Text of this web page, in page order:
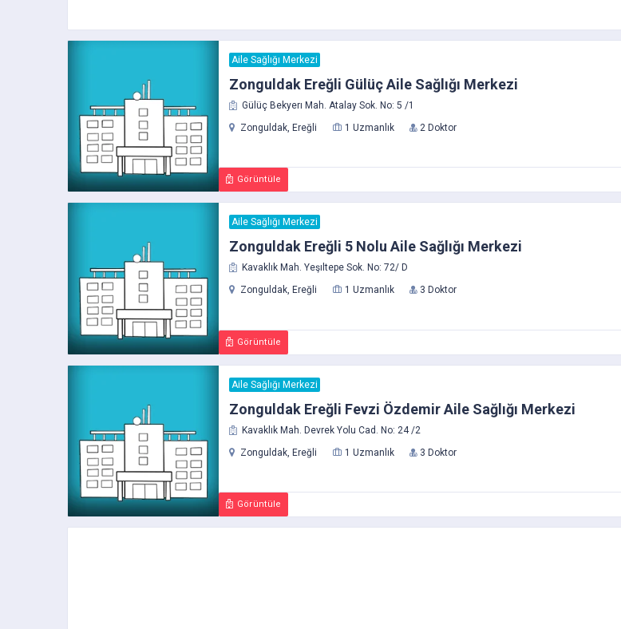
Aile Sağlığı Merkezi
Zonguldak Ereğli Gülüç Aile Sağlığı Merkezi
Gülüç Bekyerı Mah. Atalay Sok. No: 5 /1
Zonguldak, Ereğli
1 Uzmanlık 2 Doktor
Görüntüle
Aile Sağlığı Merkezi
Zonguldak Ereğli 5 Nolu Aile Sağlığı Merkezi
Kavaklık Mah. Yeşıltepe Sok. No: 72/ D
Zonguldak, Ereğli
1 Uzmanlık 3 Doktor
Görüntüle
Aile Sağlığı Merkezi
Zonguldak Ereğli Fevzi Özdemir Aile Sağlığı Merkezi
Kavaklık Mah. Devrek Yolu Cad. No: 24 /2
Zonguldak, Ereğli
1 Uzmanlık 3 Doktor
Görüntüle